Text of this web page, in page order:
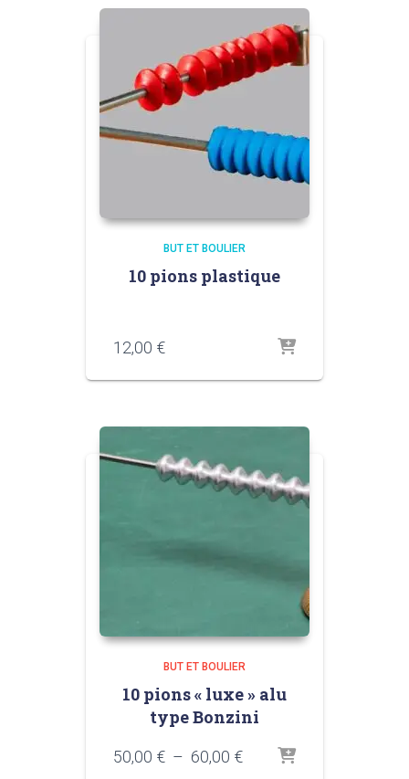
BUT ET BOULIER
10 pions plastique
12,00 €
BUT ET BOULIER
10 pions « luxe » alu
type Bonzini
50,00 € – 60,00 €Plage